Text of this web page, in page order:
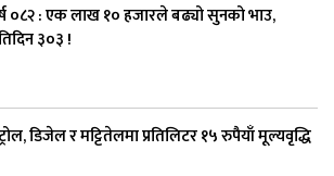
०८२ : एक लाख १० हजारले बढ्यो सुनको भाउ,
३०३ !
डिजेल र मट्टितेलमा प्रतिलिटर १५ रुपैयाँ मूल्यवृद्धि